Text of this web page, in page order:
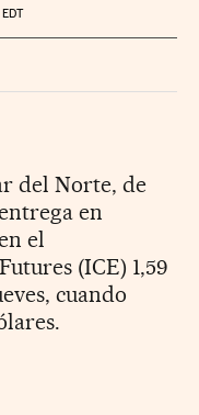
del Norte, de
en
el
(ICE) 1,59
cuando